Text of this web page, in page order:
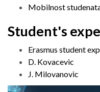
Mobilnost
Student's
Erasmus student
D. Kovacevic
J. Milovanovic